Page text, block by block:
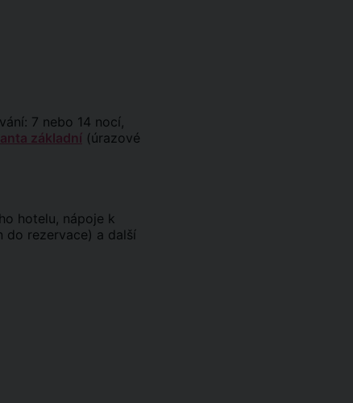
7 nebo 14 nocí,
základní (úrazové
hotelu, nápoje k
rezervace) a další